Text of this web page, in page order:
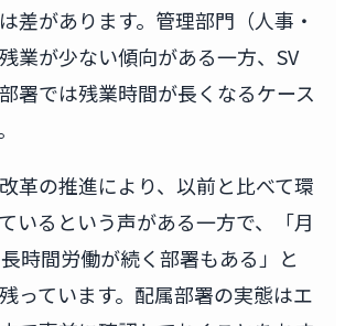
差があります。管理部門（人事・
業が少ない傾向がある一方、SV
署では残業時間が長くなるケース
革の推進により、以前と比べて環
いるという声がある一方で、「月
時間労働が続く部署もある」と
っています。配属部署の実態はエ